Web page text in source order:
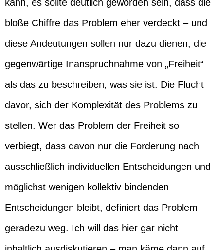
kann, es sollte deutlich geworden sein, dass die
bloße Chiffre das Problem eher verdeckt – und
diese Andeutungen sollen nur dazu dienen, die
gegenwärtige Inanspruchnahme von „Freiheit“
als das zu beschreiben, was sie ist: Die Flucht
davor, sich der Komplexität des Problems zu
stellen. Wer das Problem der Freiheit so
verbiegt, dass davon nur die Forderung nach
ausschließlich individuellen Entscheidungen und
möglichst wenigen kollektiv bindenden
Entscheidungen bleibt, definiert das Problem
geradezu weg. Ich will das hier gar nicht